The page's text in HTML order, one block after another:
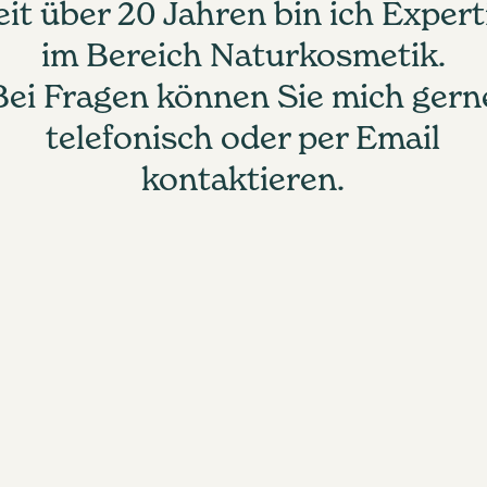
über 20 Jahren bin ich
im Bereich Naturkosmetik.
Fragen können Sie mich
telefonisch oder per Email
kontaktieren.